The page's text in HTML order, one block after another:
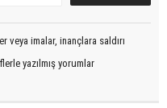
imalar, inançlara saldırı
yazılmış yorumlar